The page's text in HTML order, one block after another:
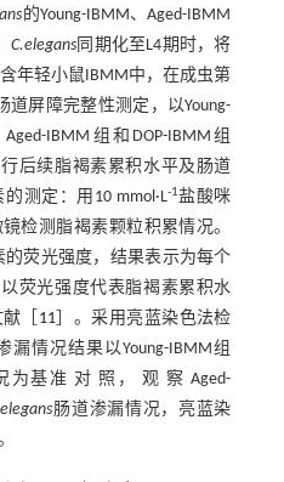
的Young-IBMM、Aged-IBMM
C.elegans 同期化至L4期时，将
年轻小鼠IBMM中，在成虫第
屏障完整性测定，以Young-
IBMM组和DOP-IBMM组
后续脂褐素累积水平及肠道
测定：用10 mmol·L-1盐酸咪
检测脂褐素颗粒积累情况。
的荧光强度，结果表示为每个
荧光强度代表脂褐素累积水
［ 11］。采用亮蓝染色法检
情况结果以Young-IBMM组
为基准 对 照， 观 察 Aged-
肠道渗漏情况，亮蓝染